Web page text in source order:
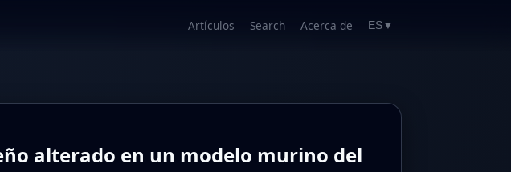
Artículos Search Acerca de ES ▼
alterado en un modelo murino del